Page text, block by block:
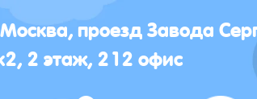
проезд Завода
2 этаж, 212 офис